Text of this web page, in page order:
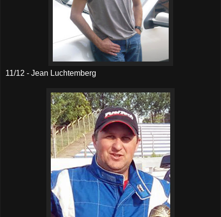
11/12 - Jean Luchtemberg